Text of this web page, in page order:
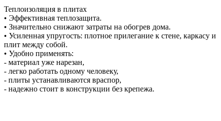
Теплоизоляция в плитах
• Эффективная теплозащита.
• Значительно снижают затраты на обогрев дома.
• Усиленная упругость: плотное прилегание к стене, каркасу и
плит между собой.
• Удобно применять:
- материал уже нарезан,
- легко работать одному человеку,
- плиты устанавливаются враспор,
- надежно стоит в конструкции без крепежа.